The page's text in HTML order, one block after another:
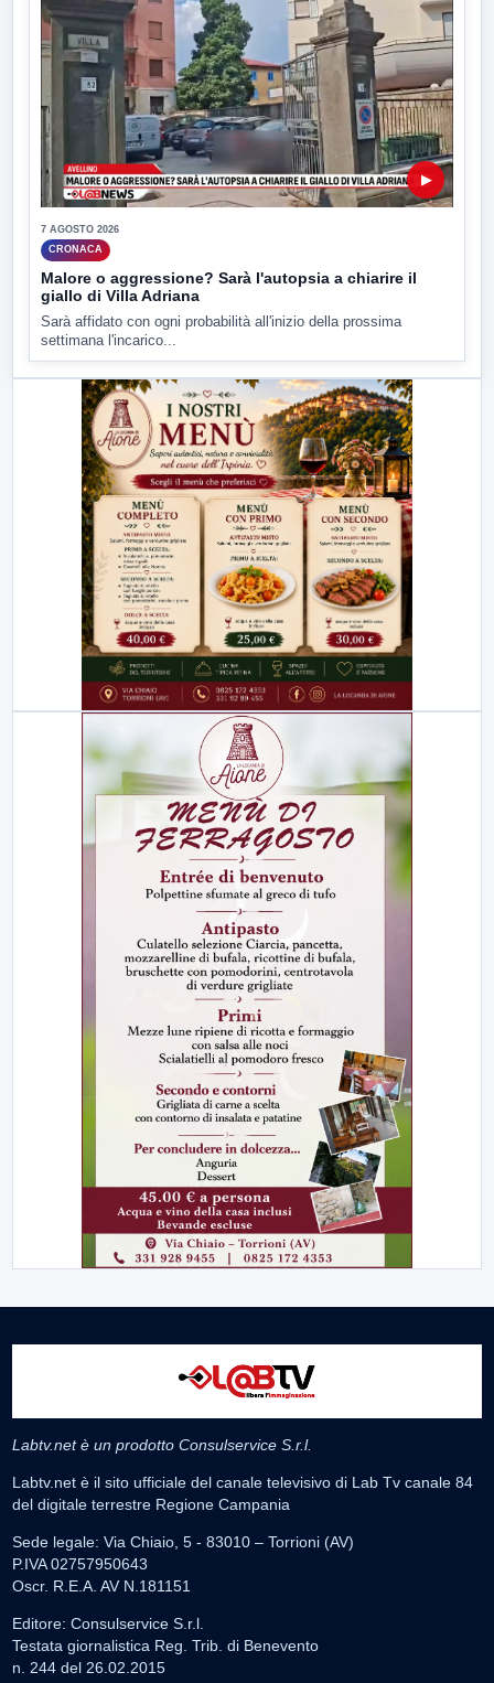
▶
7 AGOSTO 2026
CRONACA
Malore o aggressione? Sarà l'autopsia a chiarire il
giallo di Villa Adriana
Sarà affidato con ogni probabilità all'inizio della prossima
settimana l'incarico...
Labtv.net è un prodotto Consulservice S.r.l.
Labtv.net è il sito ufficiale del canale televisivo di Lab Tv canale 84
del digitale terrestre Regione Campania
Sede legale: Via Chiaio, 5 - 83010 – Torrioni (AV)
P.IVA 02757950643
Oscr. R.E.A. AV N.181151
Editore: Consulservice S.r.l.
Testata giornalistica Reg. Trib. di Benevento
n. 244 del 26.02.2015